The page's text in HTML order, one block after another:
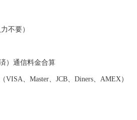
めご了承ください。 ・お礼品の在庫
内表記のお届け時期以上に時間を頂戴
は確実にお受取りください。長期不在
、劣化、においては再送は出来ませ
便でのお届けが出来ませんのでご注意
にお間違いがないか十分にご確認の
不要）
）通信料金合算
VISA、Master、JCB、Diners、AMEX）